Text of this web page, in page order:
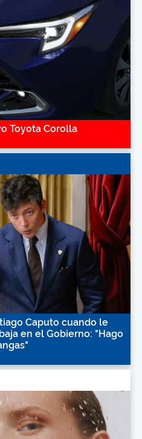
Toyota Corolla
Caputo cuando le
en el Gobierno: "Hago